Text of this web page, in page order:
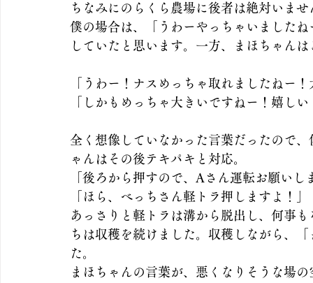
ちなみにのらくら農場に後者は絶対いませ
僕の場合は、「うわーやっちゃいました
していたと思います。一方、まほちゃん
「うわー！ナスめっちゃ取れましたねー！
「しかもめっちゃ大きいですねー！嬉しい
全く想像していなかった言葉だったので
ゃんはその後テキパキと対応。
「後ろから押すので、Aさん運転お願いし
「ほら、べっちさん軽トラ押しますよ！」
あっさりと軽トラは溝から脱出し、何事
ちは収穫を続けました。収穫しながら、
た。
まほちゃんの言葉が、悪くなりそうな場